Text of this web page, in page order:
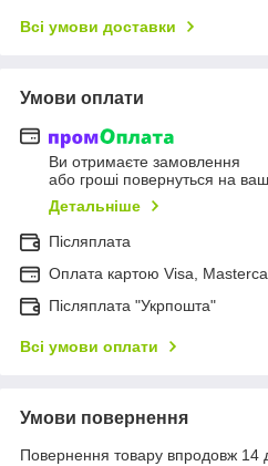
Всі умови доставки
Умови оплати
Ви отримаєте замовлення
або гроші повернуться на
Детальніше
Післяплата
Оплата картою Visa,
Післяплата "Укрпошта"
Всі умови оплати
Умови повернення
Повернення товару впродовж 14